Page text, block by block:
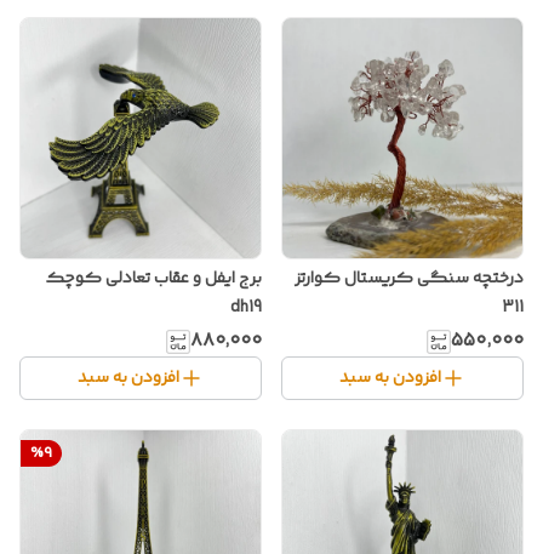
درختچه سنگی کریستال کوارتز
311
۵۵۰٬۰۰۰
افزودن به سبد
برج ایفل و عقاب تعادلی کوچک
dh19
۸۸۰٬۰۰۰
افزودن به سبد
%9